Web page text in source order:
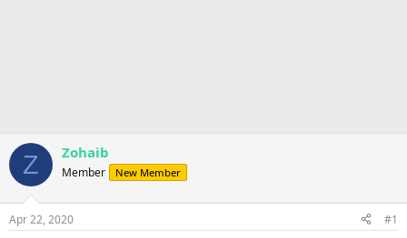
Z Zohaib
Member New Member
Apr 22, 2020 #1